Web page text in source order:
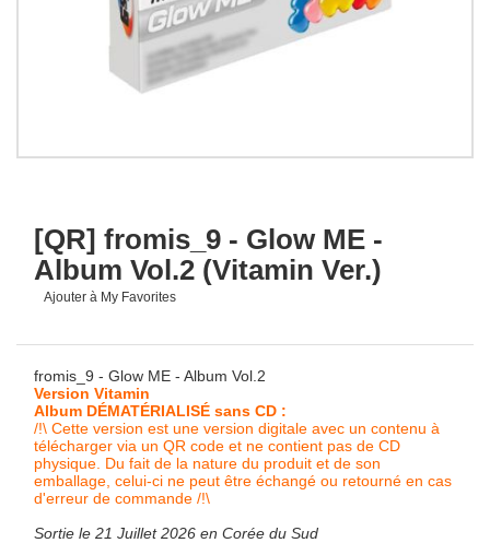
[QR] fromis_9 - Glow ME -
Album Vol.2 (Vitamin Ver.)
Ajouter à My Favorites
fromis_9 - Glow ME - Album Vol.2
Version Vitamin
Album DÉMATÉRIALISÉ sans CD :
/!\ Cette version est une version digitale avec un contenu à
télécharger via un QR code et ne contient pas de CD
physique. Du fait de la nature du produit et de son
emballage, celui-ci ne peut être échangé ou retourné en cas
d'erreur de commande /!\
Sortie le 21 Juillet 2026 en Corée du Sud